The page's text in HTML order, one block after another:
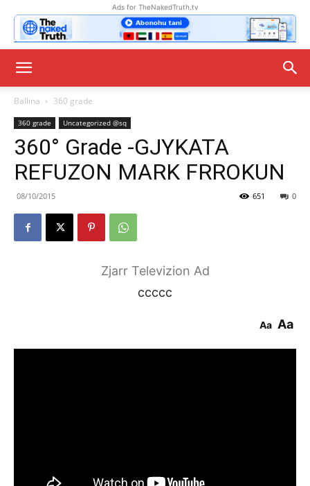
Ads for TheNakedTruth.tv
Ballina 360 grade
360 grade Uncategorized @sq
360° Grade -GJYKATA
REFUZON MARK FRROKUN
08/10/2015 0
651
Zjarr Televizion Ad
ccccc
Aa Aa